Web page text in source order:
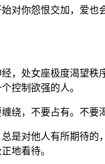
对你怨恨交加，爱
，处女座极度渴望
控制欲强的人。
绕，不要占有。不
是对他人有所期待
地看待。